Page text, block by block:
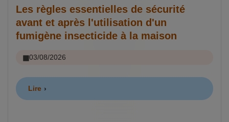
Les règles essentielles de sécurité
avant et après l'utilisation d'un
fumigène insecticide à la maison
03/08/2026
Lire